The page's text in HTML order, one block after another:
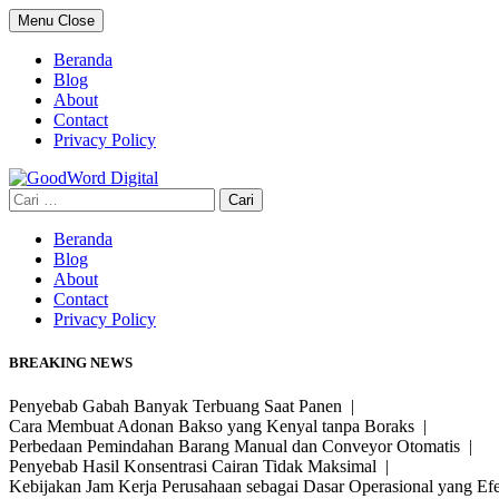
Skip
to
content
Menu Close
Beranda
Blog
About
Contact
Privacy Policy
Cari
untuk:
Beranda
Blog
About
Contact
Privacy Policy
BREAKING NEWS
Penyebab Gabah Banyak Terbuang Saat Panen |
Cara Membuat Adonan Bakso yang Kenyal tanpa Boraks |
Perbedaan Pemindahan Barang Manual dan Conveyor Otomatis |
Penyebab Hasil Konsentrasi Cairan Tidak Maksimal |
Kebijakan Jam Kerja Perusahaan sebagai Dasar Operasional yang